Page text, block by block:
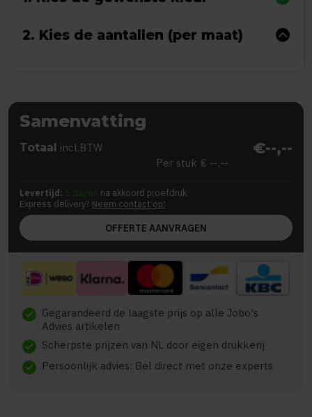
2. Kies de aantallen (per maat)
Samenvatting
Totaal incl.BTW €--,--
Per stuk € --,--
Levertijd: 5 dagen na akkoord proefdruk
Express delivery? Neem contact op!
OFFERTE AANVRAGEN
check Gegarandeerd de laagste prijs op alle Jobo's
Advies artikelen
check Scherpste prijzen van NL door eigen drukkerij
check Persoonlijk advies: Bel direct met onze experts